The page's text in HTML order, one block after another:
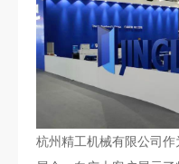
杭州精工机械有限公司